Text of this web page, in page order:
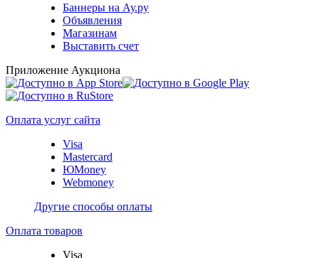
Баннеры на Ау.ру
Объявления
Магазинам
Выставить счет
Приложение Аукциона
Оплата услуг сайта
Visa
Mastercard
ЮMoney
Webmoney
Другие способы оплаты
Оплата товаров
Visa